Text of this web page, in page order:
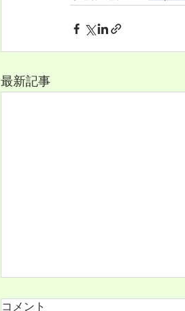
最新記事
ニューズレター第99号（2026
コメント